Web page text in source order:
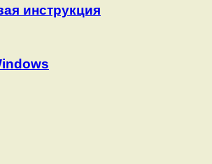
инструкция